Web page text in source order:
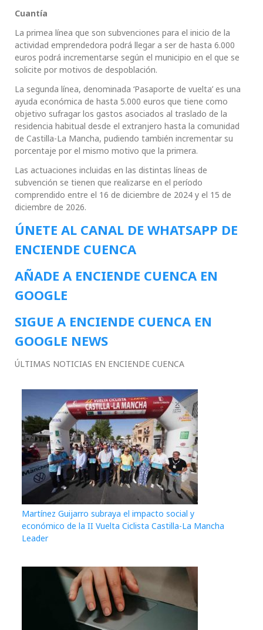
Cuantía
La primea línea que son subvenciones para el inicio de la
actividad emprendedora podrá llegar a ser de hasta 6.000
euros podrá incrementarse según el municipio en el que se
solicite por motivos de despoblación.
La segunda línea, denominada ‘Pasaporte de vuelta’ es una
ayuda económica de hasta 5.000 euros que tiene como
objetivo sufragar los gastos asociados al traslado de la
residencia habitual desde el extranjero hasta la comunidad
de Castilla-La Mancha, pudiendo también incrementar su
porcentaje por el mismo motivo que la primera.
Las actuaciones incluidas en las distintas líneas de
subvención se tienen que realizarse en el período
comprendido entre el 16 de diciembre de 2024 y el 15 de
diciembre de 2026.
ÚNETE AL CANAL DE WHATSAPP DE
ENCIENDE CUENCA
AÑADE A ENCIENDE CUENCA EN
GOOGLE
SIGUE A ENCIENDE CUENCA EN
GOOGLE NEWS
ÚLTIMAS NOTICIAS EN ENCIENDE CUENCA
Martínez Guijarro subraya el impacto social y
económico de la II Vuelta Ciclista Castilla-La Mancha
Leader